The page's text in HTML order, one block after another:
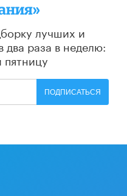
лучших и
два раза в неделю:
пятницу
ПОДПИСАТЬСЯ